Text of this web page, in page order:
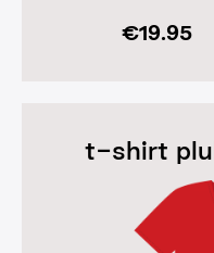
€19.95
t-shirt